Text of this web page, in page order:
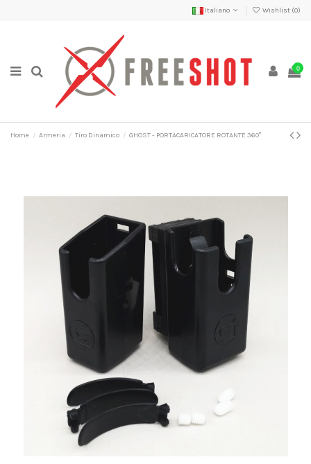
Italiano Wishlist (0)
0
Home Armeria Tiro Dinamico GHOST - PORTACARICATORE ROTANTE 360°